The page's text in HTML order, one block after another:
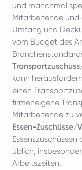
und manchmal
Mitarbeitende und
Umfang und
vom Budget des
kann
einen
firmeneigene
Mitarbeitende zu
Essen-Zuschüsse/
üblich,
Arbeitszeiten.